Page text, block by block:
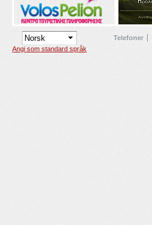
Angi som standard språk
Telefoner